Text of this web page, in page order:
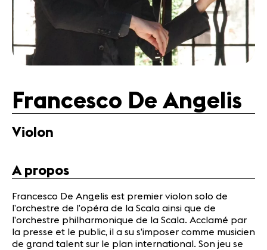
Médiation
Home
Professeurs
Actualités
Concerts
Médiation
Médias
Francesco De Angelis
Violon
A propos
Francesco De Angelis est premier violon solo de
l’orchestre de l’opéra de la Scala ainsi que de
l’orchestre philharmonique de la Scala. Acclamé par
la presse et le public, il a su s’imposer comme musicien
de grand talent sur le plan international. Son jeu se